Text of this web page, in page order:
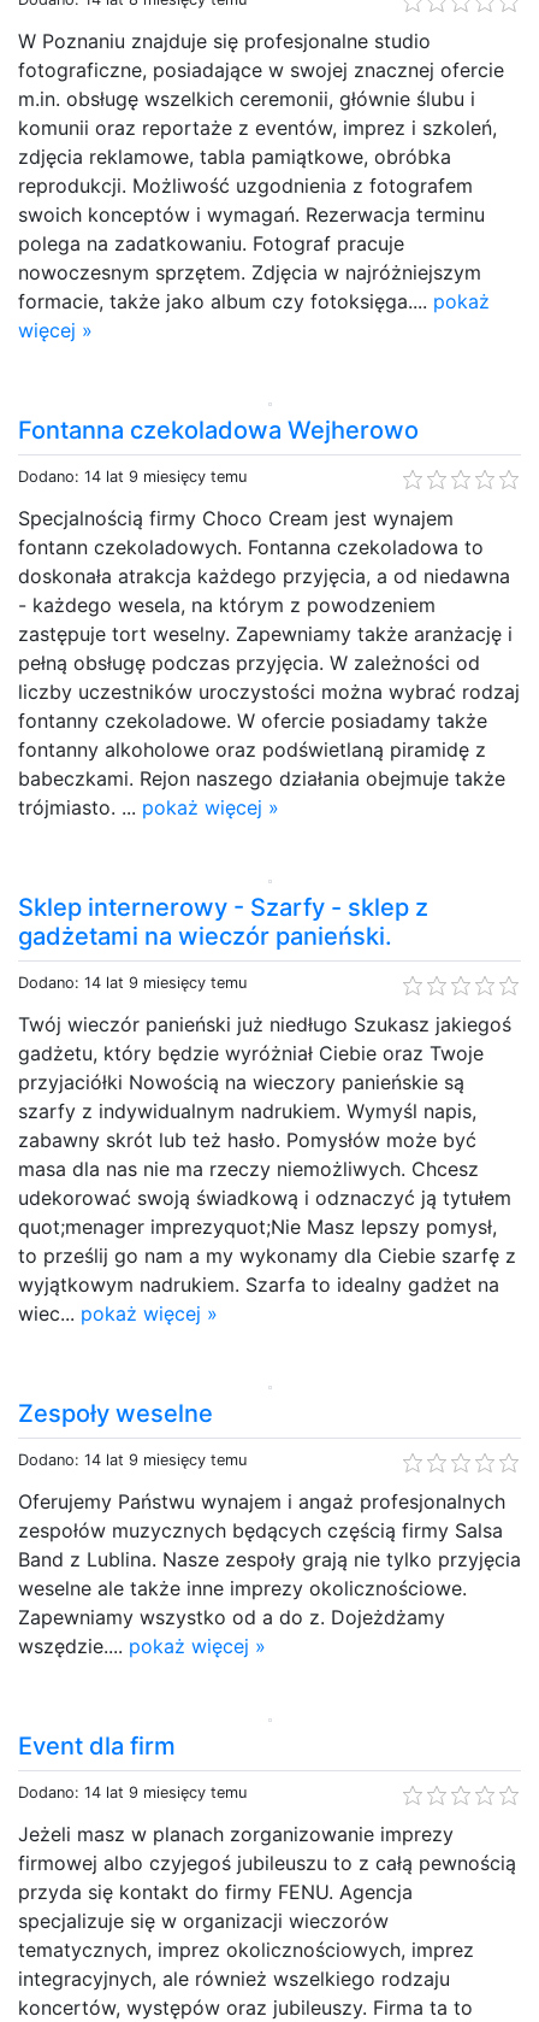
W Poznaniu znajduje się profesjonalne studio
fotograficzne, posiadające w swojej znacznej ofercie
m.in. obsługę wszelkich ceremonii, głównie ślubu i
komunii oraz reportaże z eventów, imprez i szkoleń,
zdjęcia reklamowe, tabla pamiątkowe, obróbka
reprodukcji. Możliwość uzgodnienia z fotografem
swoich konceptów i wymagań. Rezerwacja terminu
polega na zadatkowaniu. Fotograf pracuje
nowoczesnym sprzętem. Zdjęcia w najróżniejszym
formacie, także jako album czy fotoksięga.... pokaż
więcej »
Fontanna czekoladowa Wejherowo
Dodano: 14 lat 9 miesięcy temu
Specjalnością firmy Choco Cream jest wynajem
fontann czekoladowych. Fontanna czekoladowa to
doskonała atrakcja każdego przyjęcia, a od niedawna
- każdego wesela, na którym z powodzeniem
zastępuje tort weselny. Zapewniamy także aranżację i
pełną obsługę podczas przyjęcia. W zależności od
liczby uczestników uroczystości można wybrać rodzaj
fontanny czekoladowe. W ofercie posiadamy także
fontanny alkoholowe oraz podświetlaną piramidę z
babeczkami. Rejon naszego działania obejmuje także
trójmiasto. ... pokaż więcej »
Sklep internerowy - Szarfy - sklep z
gadżetami na wieczór panieński.
Dodano: 14 lat 9 miesięcy temu
Twój wieczór panieński już niedługo Szukasz jakiegoś
gadżetu, który będzie wyróżniał Ciebie oraz Twoje
przyjaciółki Nowością na wieczory panieńskie są
szarfy z indywidualnym nadrukiem. Wymyśl napis,
zabawny skrót lub też hasło. Pomysłów może być
masa dla nas nie ma rzeczy niemożliwych. Chcesz
udekorować swoją świadkową i odznaczyć ją tytułem
quot;menager imprezyquot;Nie Masz lepszy pomysł,
to prześlij go nam a my wykonamy dla Ciebie szarfę z
wyjątkowym nadrukiem. Szarfa to idealny gadżet na
wiec... pokaż więcej »
Zespoły weselne
Dodano: 14 lat 9 miesięcy temu
Oferujemy Państwu wynajem i angaż profesjonalnych
zespołów muzycznych będących częścią firmy Salsa
Band z Lublina. Nasze zespoły grają nie tylko przyjęcia
weselne ale także inne imprezy okolicznościowe.
Zapewniamy wszystko od a do z. Dojeżdżamy
wszędzie.... pokaż więcej »
Event dla firm
Dodano: 14 lat 9 miesięcy temu
Jeżeli masz w planach zorganizowanie imprezy
firmowej albo czyjegoś jubileuszu to z całą pewnością
przyda się kontakt do firmy FENU. Agencja
specjalizuje się w organizacji wieczorów
tematycznych, imprez okolicznościowych, imprez
integracyjnych, ale również wszelkiego rodzaju
koncertów, występów oraz jubileuszy. Firma ta to